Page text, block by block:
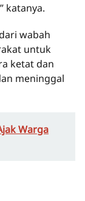
katanya.
wabah
untuk
ketat dan
meninggal
Warga